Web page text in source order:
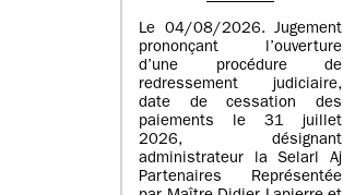
Le 04/08/2026. Jugement
prononçant l’ouverture
d’une procédure de
redressement judiciaire,
date de cessation des
paiements le 31 juillet
2026, désignant
administrateur la Selarl Aj
Partenaires Représentée